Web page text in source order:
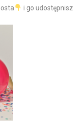
i go udostępnisz